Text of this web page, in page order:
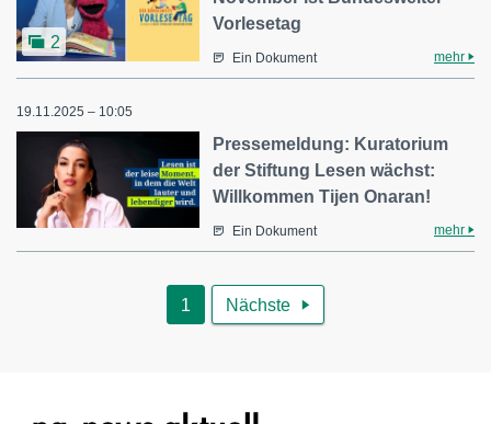
2
Vorlesetag
Ein Dokument mehr
19.11.2025 – 10:05
Pressemeldung: Kuratorium
der Stiftung Lesen wächst:
Willkommen Tijen Onaran!
Ein Dokument mehr
1 Nächste 